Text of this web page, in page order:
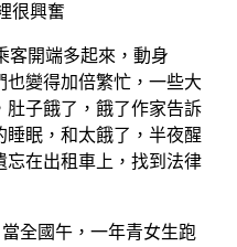
很興奮
客開端多起來，動身
也變得加倍繁忙，一些大
肚子餓了，餓了作家告訴
眠，和太餓了，半夜醒
忘在出租車上，找到法律
當全國午，一年青女生跑